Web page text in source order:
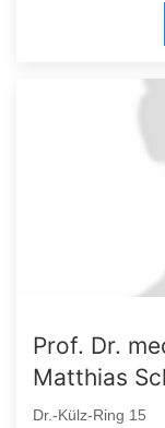
Prof. Dr.
Matthias
Dr.-Külz-Ring 15